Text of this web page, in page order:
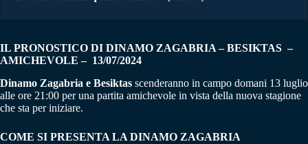
IL PRONOSTICO DI DINAMO ZAGABRIA – BESIKTAS –
AMICHEVOLE – 13/07/2024
Dinamo Zagabria e Besiktas scenderanno in campo domani 13 luglio
alle ore 21:00 per una partita amichevole in vista della nuova stagione
che sta per iniziare.
COME SI PRESENTA LA DINAMO ZAGABRIA